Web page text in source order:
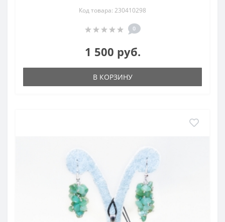
Код товара: 230410298
0
1 500 руб.
В КОРЗИНУ